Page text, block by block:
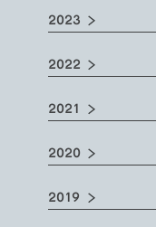
2023
2022
2021
2020
2019